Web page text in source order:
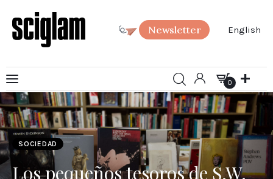
Newsletter English
0
0
Arte
Ciencia
Sociedad
SOCIEDAD
Los pequeños tesoros de S.W.